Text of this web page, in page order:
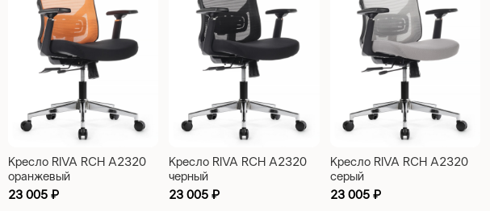
Кресло RIVA RCH A2320
оранжевый
23 005 ₽
Кресло RIVA RCH A2320
черный
23 005₽
Кресло RIVA RCH A2320
серый
23 005₽